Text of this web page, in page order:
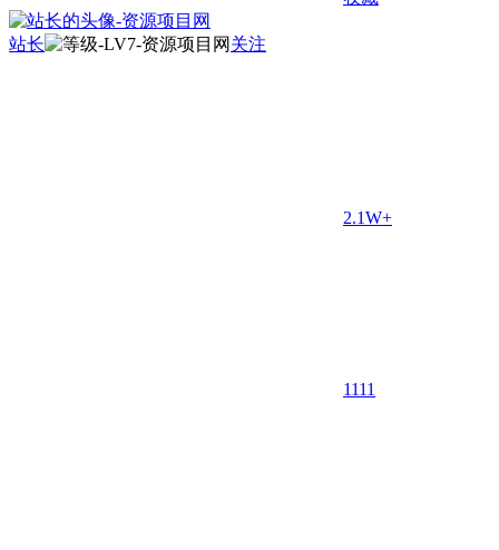
站长 关注
2.1W+
1111